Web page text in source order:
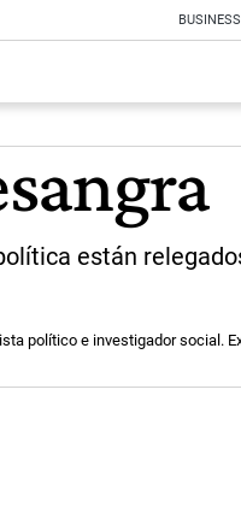
BUSINESS
están
político e investigador social.